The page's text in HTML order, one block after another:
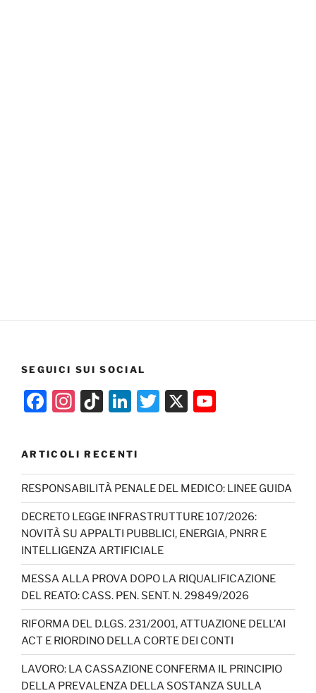
SEGUICI SUI SOCIAL
F
c
e
b
o
o
k
In
a
gr
a
m
Ti
T
o
k
Li
k
e
dI
n
T
er
X
T
u
b
e
C
h
a
n
n
el
ARTICOLI RECENTI
RESPONSABILITÀ PENALE DEL MEDICO: LINEE GUIDA
DECRETO LEGGE INFRASTRUTTURE 107/2026:
NOVITÀ SU APPALTI PUBBLICI, ENERGIA, PNRR E
INTELLIGENZA ARTIFICIALE
MESSA ALLA PROVA DOPO LA RIQUALIFICAZIONE
DEL REATO: CASS. PEN. SENT. N. 29849/2026
RIFORMA DEL D.LGS. 231/2001, ATTUAZIONE DELL’AI
ACT E RIORDINO DELLA CORTE DEI CONTI
LAVORO: LA CASSAZIONE CONFERMA IL PRINCIPIO
DELLA PREVALENZA DELLA SOSTANZA SULLA